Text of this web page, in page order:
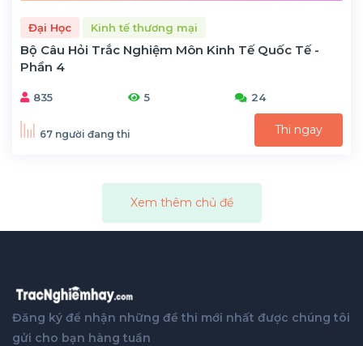
Đại Học Kinh tế thương mại
Bộ Câu Hỏi Trắc Nghiệm Môn Kinh Tế Quốc Tế -
Phần 4
835 5 24
67 người đang thi Thi ngay
Xem thêm chủ đề
Đăng ký để nhận những đề thi mới nhất được chúng tôi
gửi cho bạn hàng tuần